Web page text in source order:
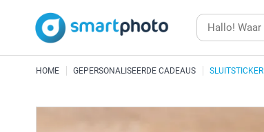
HOME GEPERSONALISEERDE CADEAUS SLUITSTICKER